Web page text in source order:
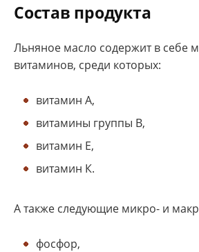
Состав продукта
Льняное масло содержит в себе
витаминов, среди которых:
витамин А,
витамины группы B,
витамин Е,
витамин К.
А также следующие микро- и
фосфор,